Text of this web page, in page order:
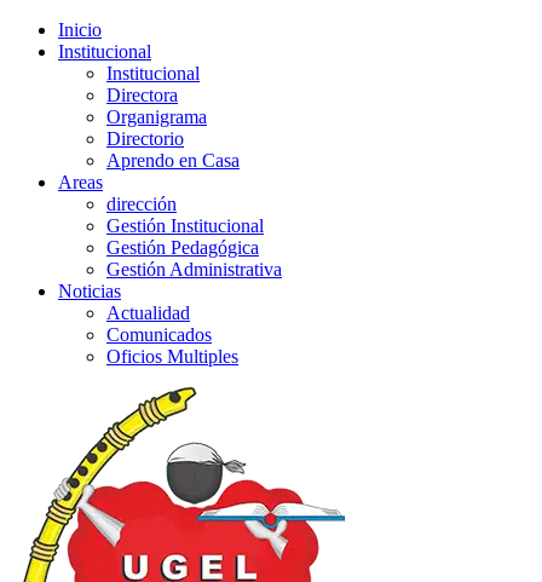
Inicio
Institucional
Institucional
Directora
Organigrama
Directorio
Aprendo en Casa
Areas
dirección
Gestión Institucional
Gestión Pedagógica
Gestión Administrativa
Noticias
Actualidad
Comunicados
Oficios Multiples